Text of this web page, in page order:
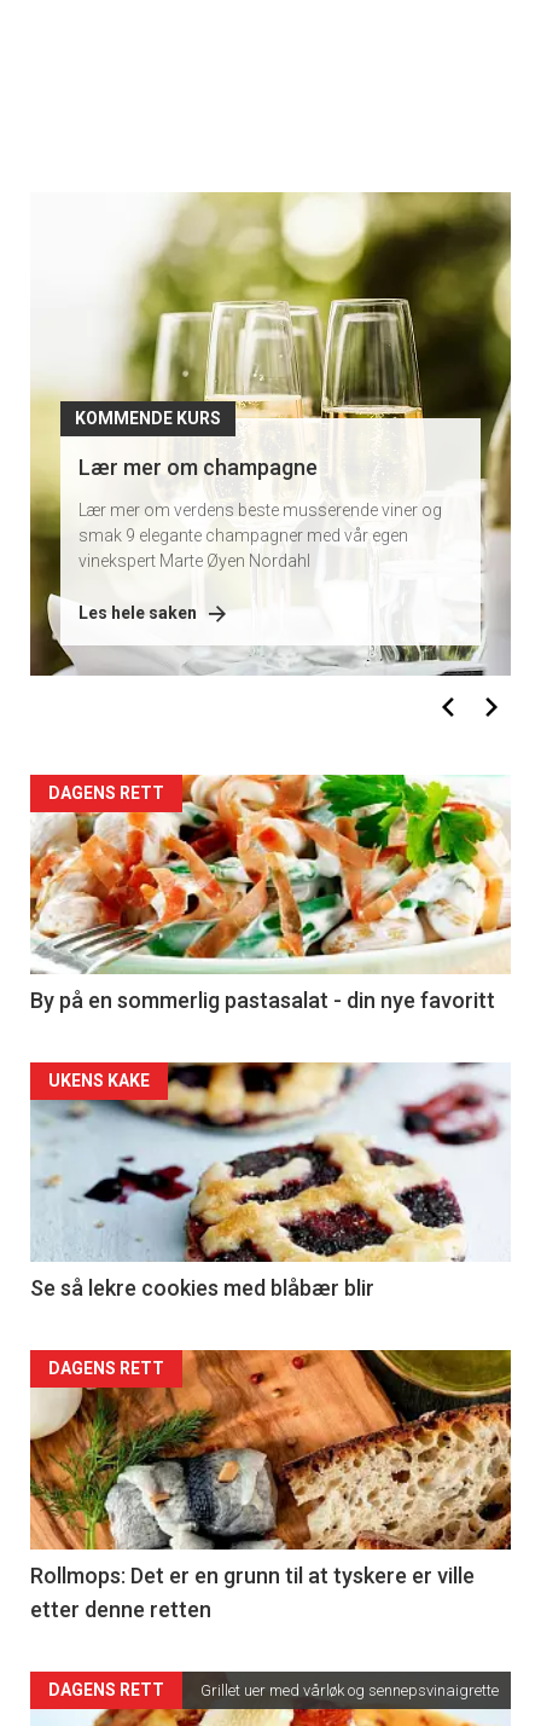
Kommende
KOMMENDE KURS
Lær mer om champagne
Lær mer om verdens beste musserende viner og
smak 9 elegante champagner med vår egen
vinekspert Marte Øyen Nordahl
Les hele saken
DAGENS RETT
By på en sommerlig pastasalat - din nye favoritt
UKENS KAKE
Se så lekre cookies med blåbær blir
DAGENS RETT
Rollmops: Det er en grunn til at tyskere er ville
etter denne retten
DAGENS RETT Grillet uer med vårløk og sennepsvinaigrette